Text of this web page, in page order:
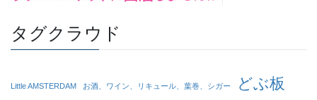
タグクラウド
Little AMSTERDAM お酒、ワイン、リキュール、葉巻、シガー
どぶ板